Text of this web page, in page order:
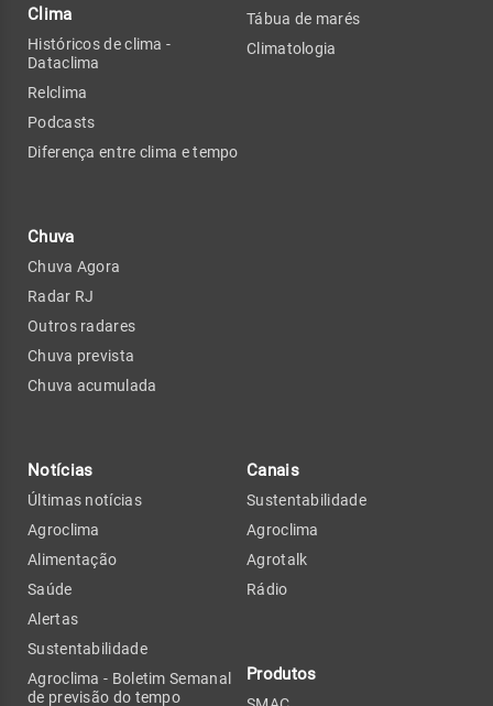
Clima
Históricos de clima -
Dataclima
Relclima
Podcasts
Diferença entre clima e tempo
Chuva
Chuva Agora
Radar RJ
Outros radares
Chuva prevista
Chuva acumulada
Tábua de marés
Climatologia
Notícias
Últimas notícias
Agroclima
Alimentação
Saúde
Alertas
Sustentabilidade
Agroclima - Boletim Semanal
de previsão do tempo
Canais
Sustentabilidade
Agroclima
Agrotalk
Rádio
Produtos